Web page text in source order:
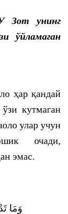
Зот унинг
ўйламаган
ҳар қандай
кутмаган
улар учун
очади,
эмас.
وَمَا